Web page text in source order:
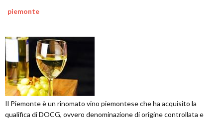
piemonte
Il Piemonte è un rinomato vino piemontese che ha acquisito la
qualifica di DOCG, ovvero denominazione di origine controllata e